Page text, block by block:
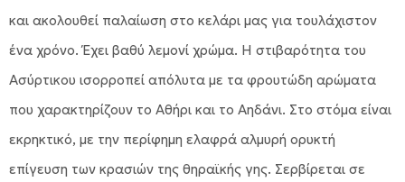
και ακολουθεί παλαίωση στο κελάρι μας για τουλάχιστον
ένα χρόνο. Έχει βαθύ λεμονί χρώμα. Η στιβαρότητα του
Ασύρτικου ισορροπεί απόλυτα με τα φρουτώδη αρώματα
που χαρακτηρίζουν το Αθήρι και το Αηδάνι. Στο στόμα είναι
εκρηκτικό, με την περίφημη ελαφρά αλμυρή ορυκτή
επίγευση των κρασιών της θηραϊκής γης. Σερβίρεται σε